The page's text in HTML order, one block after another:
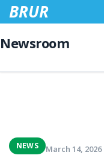
BRUR
Newsroom
NEWS March 14, 2026